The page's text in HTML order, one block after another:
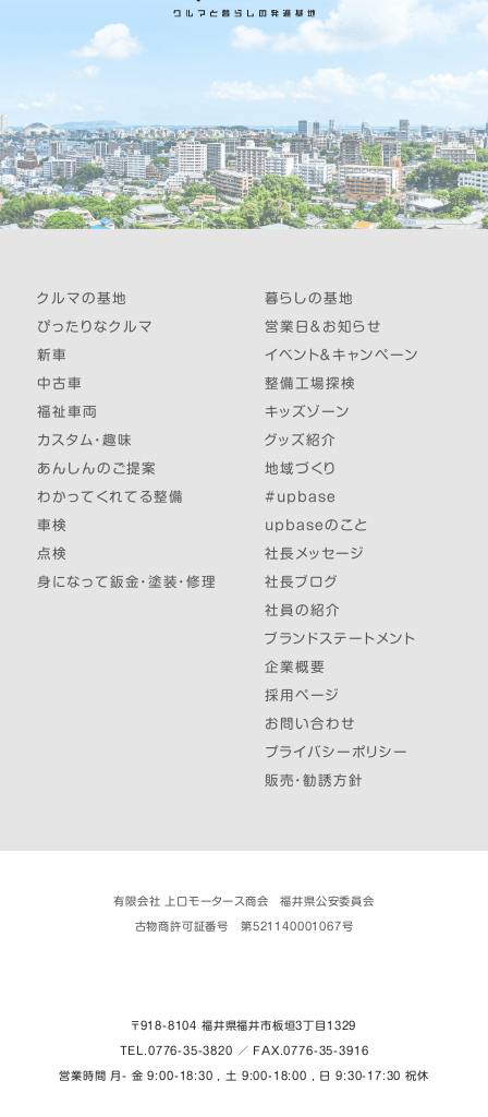
クルマの基地
ぴったりなクルマ
新車
中古車
福祉車両
カスタム・趣味
あんしんのご提案
わかってくれてる整備
車検
点検
身になって鈑金・塗装・修理
暮らしの基地
営業日＆お知らせ
イベント＆キャンペーン
整備工場探検
キッズゾーン
グッズ紹介
地域づくり
#upbase
upbaseのこと
社長メッセージ
社長ブログ
社員の紹介
ブランドステートメント
企業概要
採用ページ
お問い合わせ
プライバシーポリシー
販売・勧誘方針
有限会社 上口モータース商会 福井県公安委員会
古物商許可証番号 第521140001067号
〒918-8104 福井県福井市板垣３丁目1329
TEL.0776-35-3820 ／ FAX.0776-35-3916
営業時間 月- 金 9:00-18:30 , 土 9:00-18:00 , 日 9:30-17:30 祝休